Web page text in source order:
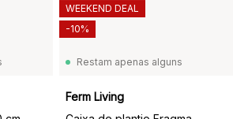
Restam apenas alguns
Ferm Living
WEEKEND DEAL
-10%